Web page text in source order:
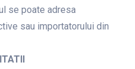
se poate adresa
sau importatorului din